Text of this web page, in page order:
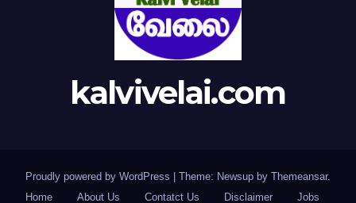
kalvivelai.com
Proudly powered by WordPress | Theme: Newsup by Themeansar.
Home
About Us Contatct Us Disclaimer Jobs